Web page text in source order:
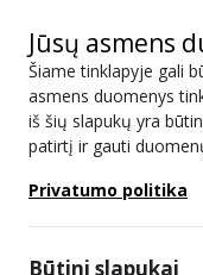
Jūsų asmens
Šiame tinklapyje gali
asmens duomenys
iš šių slapukų yra
patirtį ir gauti
Privatumo politika
Būtini slapukai
Karjeros
Karjeros galimybės